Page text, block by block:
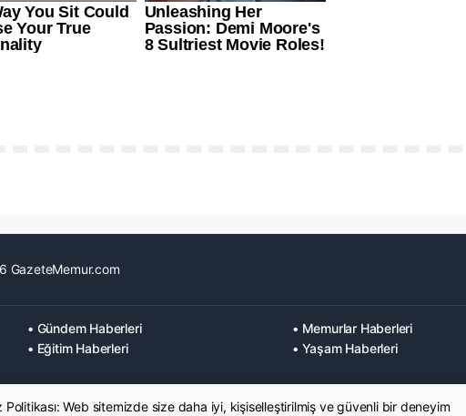
GazeteMemur.com
• Gündem Haberleri • Memurlar Haberleri
• Eğitim Haberleri • Yaşam Haberleri
Politikası: Web sitemizde size daha iyi, kişiselleştirilmiş ve güvenli bir deneyim